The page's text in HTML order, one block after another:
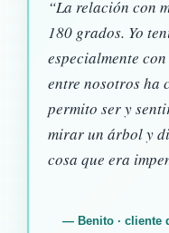
“La relación con
180 grados. Yo
especialmente
entre nosotros ha
permito ser y
mirar un árbol y
cosa que era
— Benito · cliente